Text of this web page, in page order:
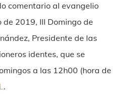
comentario al evangelio
2019, III Domingo de
Presidente de las
identes, que se
a las 12h00 (hora de
.